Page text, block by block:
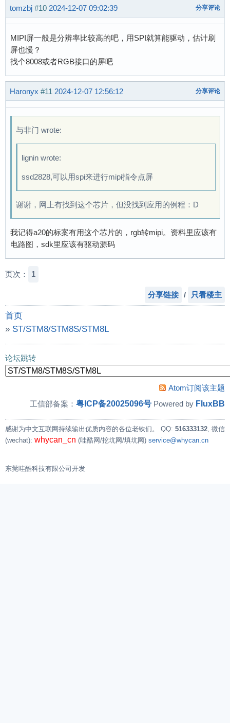
tomzbj #10 2024-12-07 09:02:39 分享评论
MIPI屏一般是分辨率比较高的吧，用SPI就算能驱动，估计刷
屏也慢？
找个8008或者RGB接口的屏吧
Haronyx #11 2024-12-07 12:56:12 分享评论
与非门 wrote:
lignin wrote:
ssd2828,可以用spi来进行mipi指令点屏
谢谢，网上有找到这个芯片，但没找到应用的例程：D
我记得a20的标案有用这个芯片的，rgb转mipi。资料里应该有
电路图，sdk里应该有驱动源码
页次： 1
分享链接 / 只看楼主
首页
» ST/STM8/STM8S/STM8L
»STM32 M系列的单片机怎么样才能驱动MIPI屏（ST7701)
论坛跳转
Atom订阅该主题
工信部备案： 粤ICP备20025096号 Powered by FluxBB
感谢为中文互联网持续输出优质内容的各位老铁们。 QQ: 516333132, 微信
(wechat): whycan_cn (哇酷网/挖坑网/填坑网) service@whycan.cn
东莞哇酷科技有限公司开发